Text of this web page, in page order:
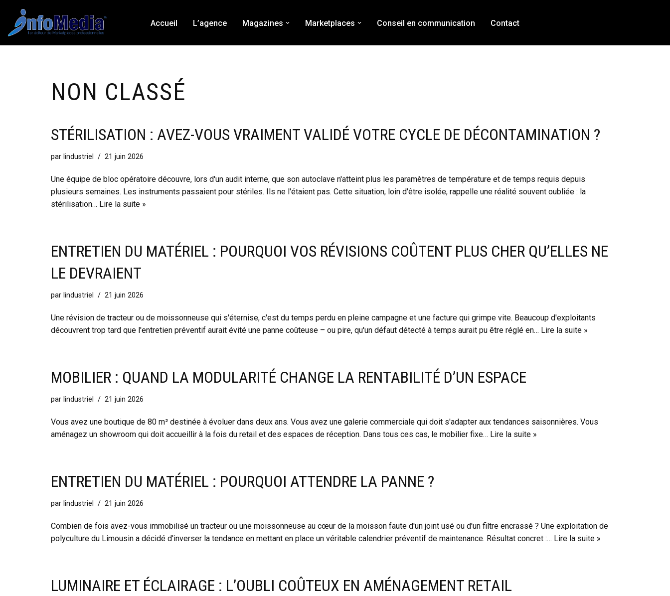
Aller
au
Accueil L’agence Magazines Marketplaces Conseil en communication Contact
NON CLASSÉ
STÉRILISATION : AVEZ-VOUS VRAIMENT VALIDÉ VOTRE CYCLE DE DÉCONTAMINATION ?
par lindustriel 21 juin 2026
Une équipe de bloc opératoire découvre, lors d'un audit interne, que son autoclave n'atteint plus les paramètres de température et de temps requis depuis
plusieurs semaines. Les instruments passaient pour stériles. Ils ne l'étaient pas. Cette situation, loin d'être isolée, rappelle une réalité souvent oubliée : la
stérilisation… Lire la suite »
ENTRETIEN DU MATÉRIEL : POURQUOI VOS RÉVISIONS COÛTENT PLUS CHER QU’ELLES NE
LE DEVRAIENT
par lindustriel 21 juin 2026
Une révision de tracteur ou de moissonneuse qui s'éternise, c'est du temps perdu en pleine campagne et une facture qui grimpe vite. Beaucoup d'exploitants
découvrent trop tard que l'entretien préventif aurait évité une panne coûteuse – ou pire, qu'un défaut détecté à temps aurait pu être réglé en… Lire la suite »
MOBILIER : QUAND LA MODULARITÉ CHANGE LA RENTABILITÉ D’UN ESPACE
par lindustriel 21 juin 2026
Vous avez une boutique de 80 m² destinée à évoluer dans deux ans. Vous avez une galerie commerciale qui doit s'adapter aux tendances saisonnières. Vous
aménagez un showroom qui doit accueillir à la fois du retail et des espaces de réception. Dans tous ces cas, le mobilier fixe… Lire la suite »
ENTRETIEN DU MATÉRIEL : POURQUOI ATTENDRE LA PANNE ?
par lindustriel 21 juin 2026
Combien de fois avez-vous immobilisé un tracteur ou une moissonneuse au cœur de la moisson faute d'un joint usé ou d'un filtre encrassé ? Une exploitation de
polyculture du Limousin a décidé d'inverser la tendance en mettant en place un véritable calendrier préventif de maintenance. Résultat concret :… Lire la suite »
LUMINAIRE ET ÉCLAIRAGE : L’OUBLI COÛTEUX EN AMÉNAGEMENT RETAIL